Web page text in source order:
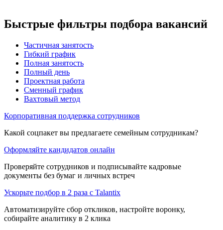
Быстрые фильтры подбора вакансий
Частичная занятость
Гибкий график
Полная занятость
Полный день
Проектная работа
Сменный график
Вахтовый метод
Корпоративная поддержка сотрудников
Какой соцпакет вы предлагаете семейным сотрудникам?
Оформляйте кандидатов онлайн
Проверяйте сотрудников и подписывайте кадровые
документы без бумаг и личных встреч
Ускорьте подбор в 2 раза с Talantix
Автоматизируйте сбор откликов, настройте воронку,
собирайте аналитику в 2 клика